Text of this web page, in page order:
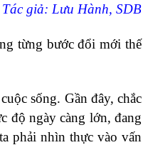
Tác giả: Lưu Hành, SDB
từng bước đổi mới thế
sống. Gần đây, chắc
độ ngày càng lớn, đang
phải nhìn thực vào vấn